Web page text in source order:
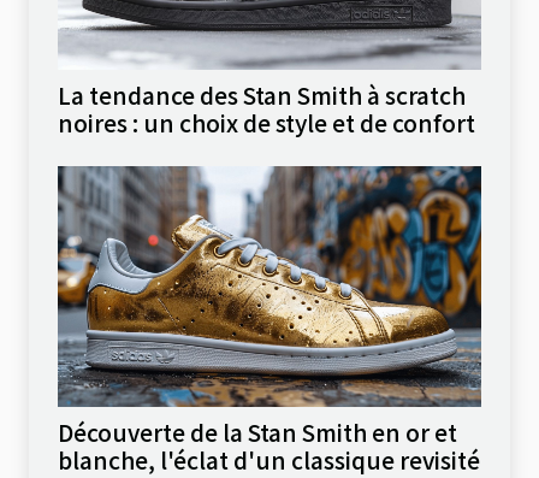
La tendance des Stan Smith à scratch
noires : un choix de style et de confort
Découverte de la Stan Smith en or et
blanche, l'éclat d'un classique revisité